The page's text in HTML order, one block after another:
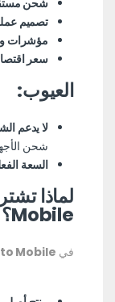
تصميم
مؤشرات
سعر
العيوب:
لا يدعم
شحن
السعة
Mobile؟
في Mobile